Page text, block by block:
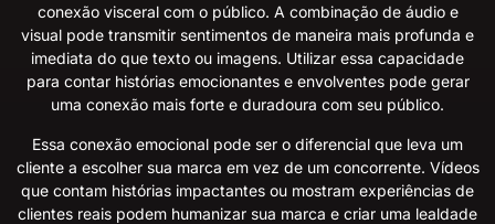
conexão visceral com o público. A combinação de áudio e
visual pode transmitir sentimentos de maneira mais profunda e
imediata do que texto ou imagens. Utilizar essa capacidade
para contar histórias emocionantes e envolventes pode gerar
uma conexão mais forte e duradoura com seu público.
Essa conexão emocional pode ser o diferencial que leva um
cliente a escolher sua marca em vez de um concorrente. Vídeos
que contam histórias impactantes ou mostram experiências de
clientes reais podem humanizar sua marca e criar uma lealdade